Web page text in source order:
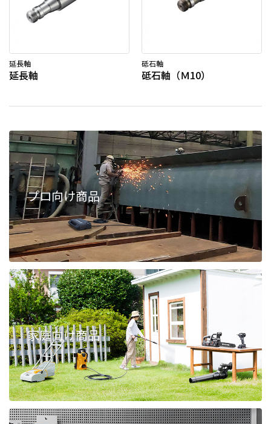
延長軸
延長軸
砥石軸
砥石軸（Ｍ10）
プロ向け商品
家庭向け商品